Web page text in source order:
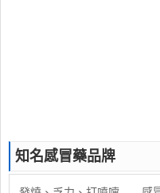
知名感冒藥品牌